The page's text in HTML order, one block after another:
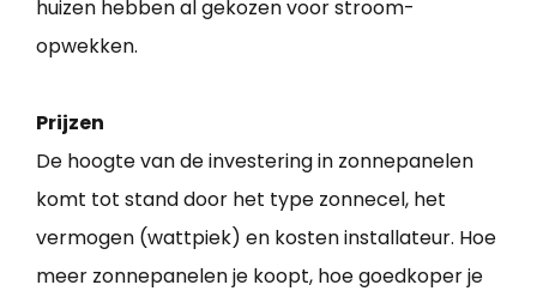
huizen hebben al gekozen voor stroom-
opwekken.
Prijzen
De hoogte van de investering in zonnepanelen
komt tot stand door het type zonnecel, het
vermogen (wattpiek) en kosten installateur. Hoe
meer zonnepanelen je koopt, hoe goedkoper je